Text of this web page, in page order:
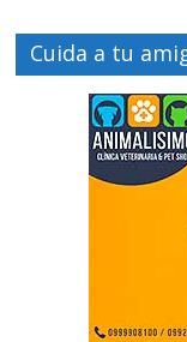
Cuida a tu